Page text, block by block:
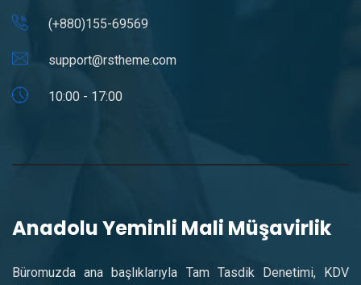
(+880)155-69569
support@rstheme.com
10:00 - 17:00
Anadolu Yeminli Mali Müşavirlik
Büromuzda ana başlıklarıyla Tam Tasdik Denetimi, KDV